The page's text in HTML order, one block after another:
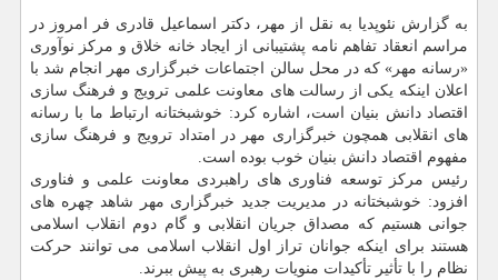
به گزارش نئوپدیا به نقل از مهر، دکتر اسماعیل قادری فر امروز در
مراسم انعقاد تفاهم نامه پشتیبانی از ایجاد خانه خلاق و مرکز نوآوری
«رسانه مهر» که در محل سالن اجتماعات خبرگزاری مهر انجام شد با
اعلان اینکه یکی از رسالت های معاونت علمی ترویج و فرهنگ سازی
اقتصاد دانش بنیان است، اشاره کرد: خوشبختانه ارتباط ما با رسانه
های انقلابی همچون خبرگزاری مهر در امتداد ترویج و فرهنگ سازی
مفهوم اقتصاد دانش بنیان خوب بوده است.
رئیس مرکز توسعه فناوری های راهبردی معاونت علمی و فناوری
افزود: خوشبختانه در مدیریت جدید خبرگزاری مهر شاهد چهره های
جوانی هستیم که مصداق جریان انقلابی و گام دوم انقلاب اسلامی
هستند برای اینکه جوانان تراز اول انقلاب اسلامی می توانند حرکت
نظام را با تأثیر تأکیدات منویات رهبری به پیش ببرند.